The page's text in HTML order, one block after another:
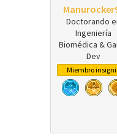
Doctorando
Ingeniería
Biomédica &
Dev
Miembro